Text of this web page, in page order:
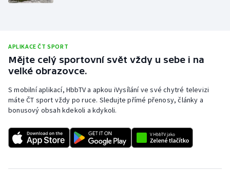
Ragby
Rychlobruslení
Rychlostní kanoistika
Short track
Sportovní střelba
Stolní tenis
APLIKACE ČT SPORT
Mějte celý sportovní svět vždy u sebe i na
velké obrazovce.
S mobilní aplikací, HbbTV a apkou iVysílání ve své chytré televizi
máte ČT sport vždy po ruce. Sledujte přímé přenosy, články a
bonusový obsah kdekoli a kdykoli.